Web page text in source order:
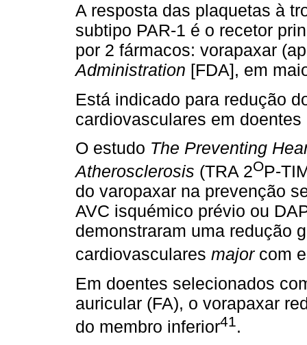
A resposta das plaquetas à
subtipo PAR-1 é o recetor
por 2 fármacos: vorapaxar
Administration [FDA], em
Está indicado para redução
cardiovasculares em
O estudo The Preventing
Atherosclerosis (TRA 2OP-
do varopaxar na prevenção
AVC isquémico prévio ou
demonstraram uma redução
cardiovasculares major com
Em doentes selecionados
auricular (FA), o vorapaxar
do membro inferior41.